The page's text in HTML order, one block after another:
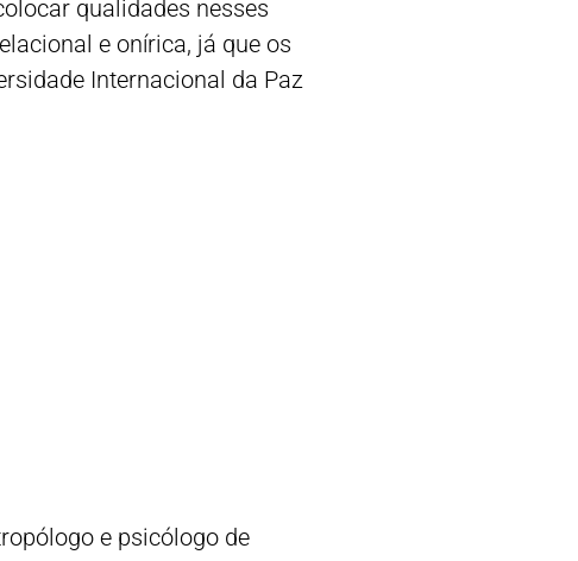
qualidades nesses
e onírica, já que os
Internacional da Paz
e psicólogo de